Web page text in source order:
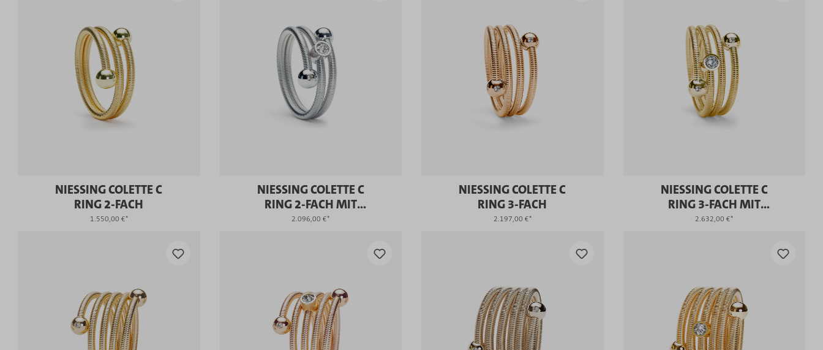
NIESSING COLETTE C
RING 2-FACH
1.550,00 €*
NIESSING COLETTE C
RING 2-FACH MIT
FASSUNG
2.096,00 €*
NIESSING COLETTE C
RING 3-FACH
2.197,00 €*
NIESSING COLETTE C
RING 3-FACH MIT
FASSUNG
2.632,00 €*